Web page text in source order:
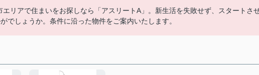
リアで住まいをお探しなら「アスリートA」。新生活を失敗せず、スタートさ
でしょうか。条件に沿った物件をご案内いたします。